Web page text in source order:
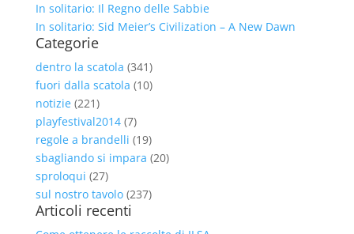
In solitario: Il Regno delle Sabbie
In solitario: Sid Meier’s Civilization – A New Dawn
Categorie
dentro la scatola (341)
fuori dalla scatola (10)
notizie(221)
playfestival2014(7)
regole a brandelli (19)
sbagliando si impara (20)
sproloqui (27)
sul nostro tavolo(237)
Articoli recenti